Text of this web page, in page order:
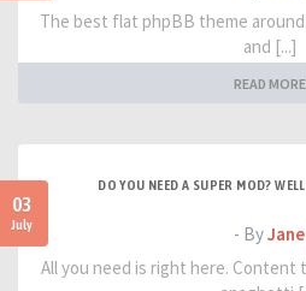
The best flat phpBB theme
and [...]
READ MORE
03
July
DO YOU NEED A SUPER MOD?
- By
All you need is right here. Content